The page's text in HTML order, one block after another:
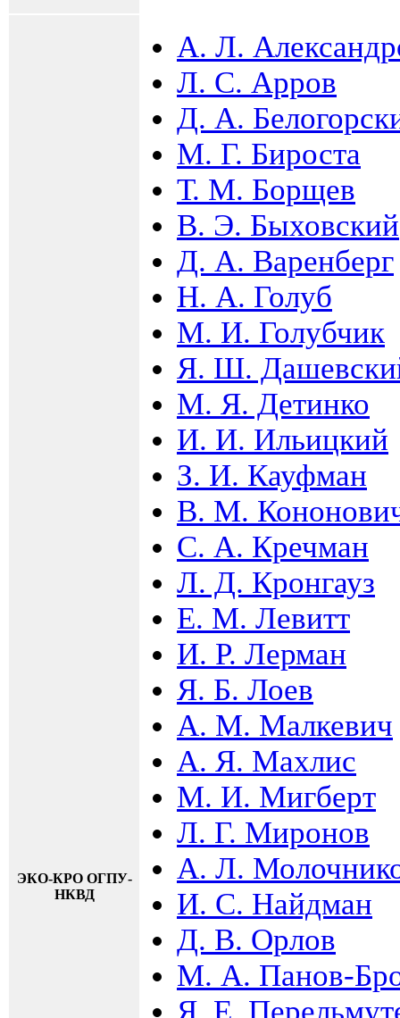
ЭКО-КРО ОГПУ-
НКВД
А. Л.
Л. С. Арров
Д. А.
М. Г. Бироста
Т. М. Борщев
В. Э. Быховский
Д. А. Варенберг
Н. А. Голуб
М. И. Голубчик
Я. Ш.
М. Я. Детинко
И. И. Ильицкий
З. И. Кауфман
В. М.
С. А. Кречман
Л. Д. Кронгауз
Е. М. Левитт
И. Р. Лерман
Я. Б. Лоев
А. М. Малкевич
А. Я. Махлис
М. И. Мигберт
Л. Г. Миронов
А. Л.
И. С. Найдман
Д. В. Орлов
М. А. Панов-